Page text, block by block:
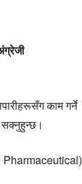
काम गर्ने
सक्नुहुन्छ।
Pharmaceutical)